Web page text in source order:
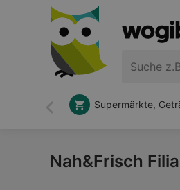
Zurück
Supermärkte,
Nah&Frisch